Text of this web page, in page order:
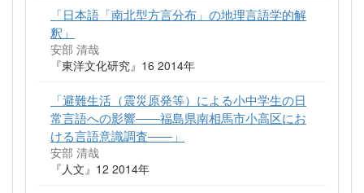
「日本語「南北型方言分布」の地理言語学的解
釈」
安部 清哉
『東洋文化研究』16 2014年
「避難生活（震災原発等）による小中学生の日
常言語への影響――福島県南相馬市小高区にお
ける言語意識調査――」
安部 清哉
『人文』12 2014年